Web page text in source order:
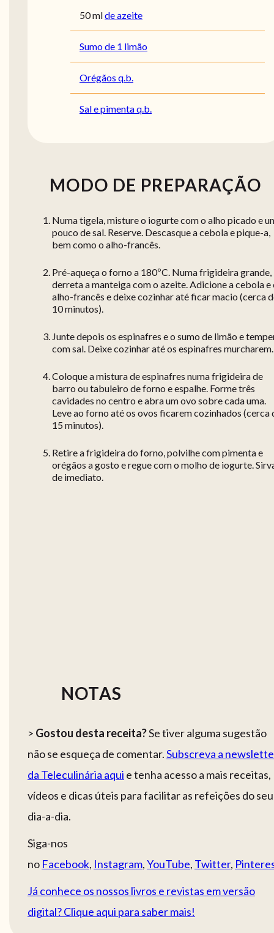
50mlde azeite
Sumo de 1 limão
Orégãos q.b.
Sal e pimenta q.b.
MODO DE PREPARAÇÃO
Numa tigela, misture o iogurte com o alho picado e
pouco de sal. Reserve. Descasque a cebola e pique-a,
bem como o alho-francês.
Pré-aqueça o forno a 180ºC. Numa frigideira grande,
derreta a manteiga com o azeite. Adicione a cebola e
alho-francês e deixe cozinhar até ficar macio (cerca
10 minutos).
Junte depois os espinafres e o sumo de limão e
com sal. Deixe cozinhar até os espinafres murcharem.
Coloque a mistura de espinafres numa frigideira de
barro ou tabuleiro de forno e espalhe. Forme três
cavidades no centro e abra um ovo sobre cada uma.
Leve ao forno até os ovos ficarem cozinhados (cerca
15 minutos).
Retire a frigideira do forno, polvilhe com pimenta e
orégãos a gosto e regue com o molho de iogurte.
de imediato.
NOTAS
> Gostou desta receita?Se tiver alguma sugestão
não se esqueça de comentar.Subscreva a
da Teleculinária aqui e tenha acesso a mais receitas,
vídeos e dicas úteis para facilitar as refeições do seu
dia-a-dia.
Siga-nos
no Facebook, Instagram,YouTube, Twitter,
Já conhece os nossos livros e revistas em versão
digital? Clique aqui para saber mais!